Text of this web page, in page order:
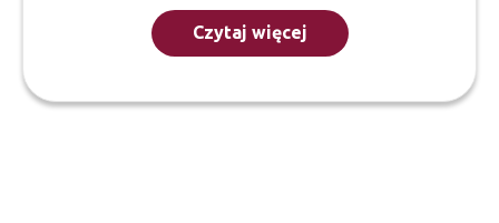
Czytaj więcej